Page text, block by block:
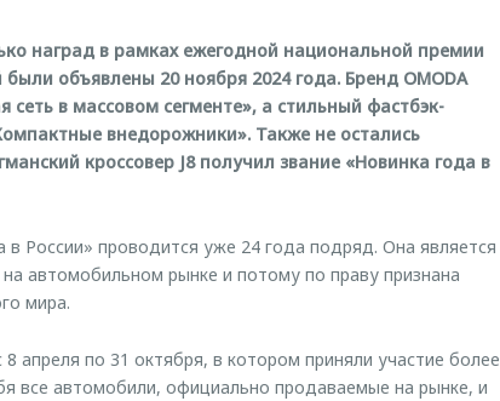
наград в рамках ежегодной национальной премии
объявлены 20 ноября 2024 года. Бренд OMODA
в массовом сегменте», а стильный фастбэк-
внедорожники». Также не остались
кроссовер J8 получил звание «Новинка года в
России» проводится уже 24 года подряд. Она является
автомобильном рынке и потому по праву признана
мира.
апреля по 31 октября, в котором приняли участие более
все автомобили, официально продаваемые на рынке, и